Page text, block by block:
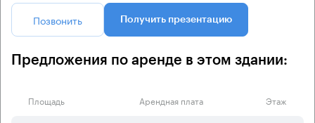
Позвонить Получить презентацию
Предложения по аренде в этом здании:
Площадь Арендная плата Этаж